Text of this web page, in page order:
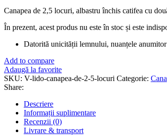
Canapea de 2,5 locuri, albastru închis catifea cu
În prezent, acest produs nu este în stoc și este
Datorită unicității lemnului, nuanțele
Add to compare
Adaugă la favorite
SKU: V-lido-canapea-de-2-5-locuri Categorie:
Share:
Descriere
Informații suplimentare
Recenzii (0)
Livrare & transport